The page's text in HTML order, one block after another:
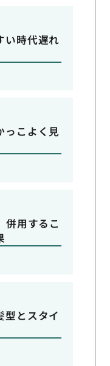
い時代遅れ
っこよく見
併用するこ
型とスタイ